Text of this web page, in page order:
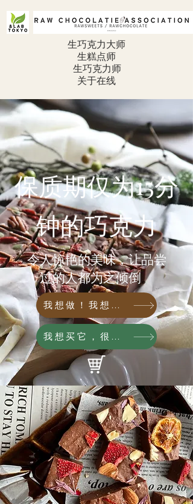
生巧克力大师
生糕点师
生巧克力师
关于在线
保质期仅为15分
钟的巧克力
令人惊艳的美味，让品尝
过的人都为之倾倒。
我想做！我想吃！我想教！
我想买它，很快就能买到。